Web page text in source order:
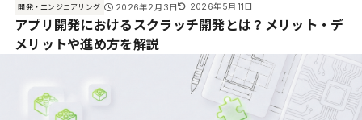
開発・エンジニアリング 2026年2月3日 2026年5月11日
アプリ開発におけるスクラッチ開発とは？メリット・デ
メリットや進め方を解説